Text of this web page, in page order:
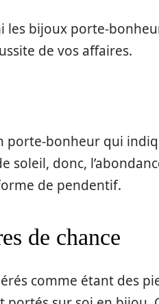
bijoux porte-
de vos affaires.
porte-bonheur qui
soleil, donc,
de pendentif.
de chance
comme étant des